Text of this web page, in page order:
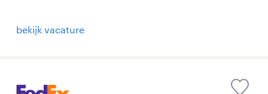
bekijk vacature